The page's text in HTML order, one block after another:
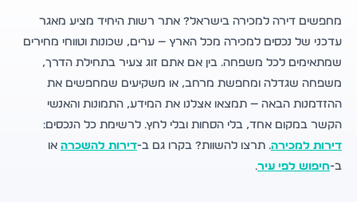
מחפשים דירה למכירה בישראל? אתר רשות היחיד מציע מאגר
עדכני של נכסים למכירה מכל הארץ — ערים, שכונות וטווחי מחירים
שמתאימים לכל משפחה. בין אם אתם זוג צעיר בתחילת הדרך,
משפחה שגדלה ומחפשת מרחב, או משקיעים שמחפשים את
ההזדמנות הבאה — תמצאו אצלנו את המידע, התמונות והאנשי
הקשר במקום אחד, בלי הסחות ובלי לחץ. לרשימת כל הנכסים:
דירות למכירה. תרצו להשוות? בקרו גם ב-דירות להשכרה או
ב-חיפוש לפי עיר.